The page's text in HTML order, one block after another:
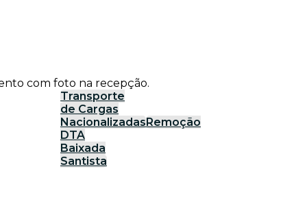
com foto na recepção.
Transporte
de Cargas
NacionalizadasRemoção
DTA
Baixada
Santista